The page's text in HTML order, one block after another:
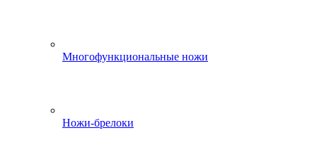
Многофункциональные ножи
Ножи-брелоки